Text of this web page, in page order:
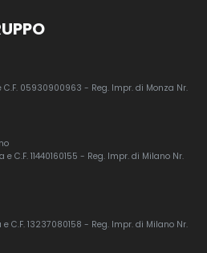
C.F. 05930900963 - Reg. Impr. di Monza Nr.
C.F. 11440160155 - Reg. Impr. di Milano Nr.
C.F. 13237080158 - Reg. Impr. di Milano Nr.